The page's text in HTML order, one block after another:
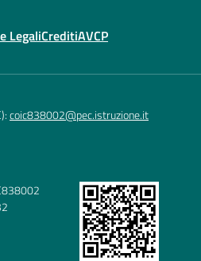
LegaliCreditiAVCP
coic838002@pec.istruzione.it